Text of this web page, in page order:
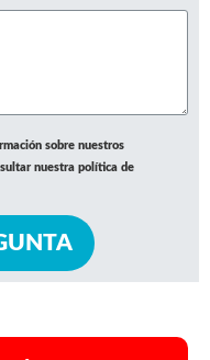
sobre nuestros
nuestra política de